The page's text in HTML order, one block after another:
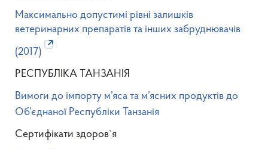
Максимально допустимі рівні залишків
ветеринарних препаратів та інших забруднювачів
(2017)
РЕСПУБЛІКА ТАНЗАНІЯ
Вимоги до імпорту м’яса та м’ясних продуктів до
Об’єднаної Республіки Танзанія
Сертифікати здоров`я